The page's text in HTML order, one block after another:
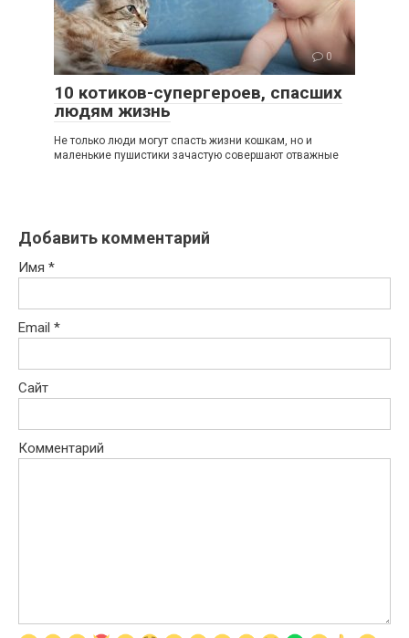
0
10 котиков-супергероев, спасших
людям жизнь
Не только люди могут спасть жизни кошкам, но и
маленькие пушистики зачастую совершают отважные
Добавить комментарий
Имя *
Email *
Сайт
Комментарий